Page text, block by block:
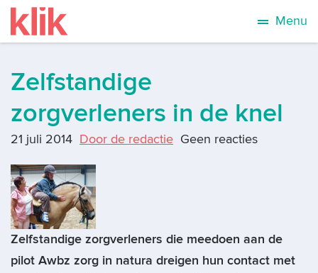
Menu
Zelfstandige
zorgverleners in de knel
21 juli 2014 Door de redactie Geen reacties
Zelfstandige zorgverleners die meedoen aan de
pilot Awbz zorg in natura dreigen hun contact met